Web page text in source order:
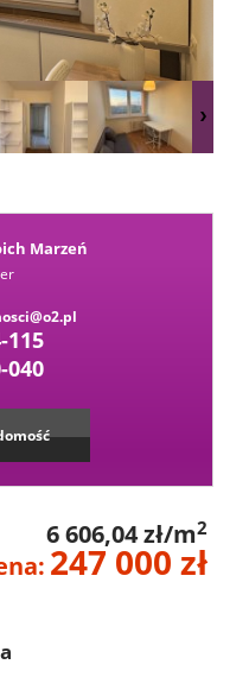
Marzeń
115
040
6 606,04 zł/m2
247 000 zł